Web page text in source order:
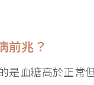
前兆？
是血糖高於正常